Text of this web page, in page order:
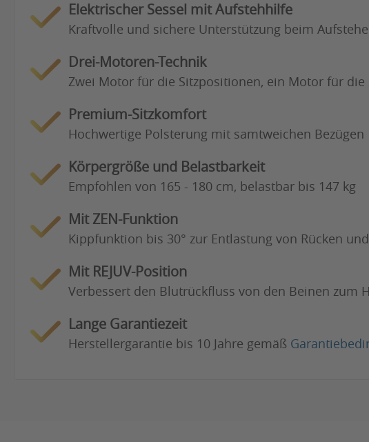
Elektrischer Sessel mit Aufstehhilfe
Kraftvolle und sichere Unterstützung beim
Drei-Motoren-Technik
Zwei Motor für die Sitzpositionen, ein Motor für die
Premium-Sitzkomfort
Hochwertige Polsterung mit samtweichen Bezügen
Körpergröße und Belastbarkeit
Empfohlen von 165 - 180 cm, belastbar bis 147 kg
Mit ZEN-Funktion
Kippfunktion bis 30° zur Entlastung von Rücken
Mit REJUV-Position
Verbessert den Blutrückfluss von den Beinen zum
Lange Garantiezeit
Herstellergarantie bis 10 Jahre gemäß